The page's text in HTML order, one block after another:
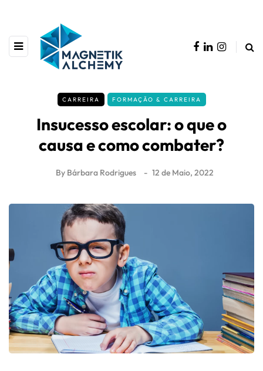
CARREIRA FORMAÇÃO & CARREIRA
Insucesso escolar: o que o
causa e como combater?
By Bárbara Rodrigues 12 de Maio, 2022